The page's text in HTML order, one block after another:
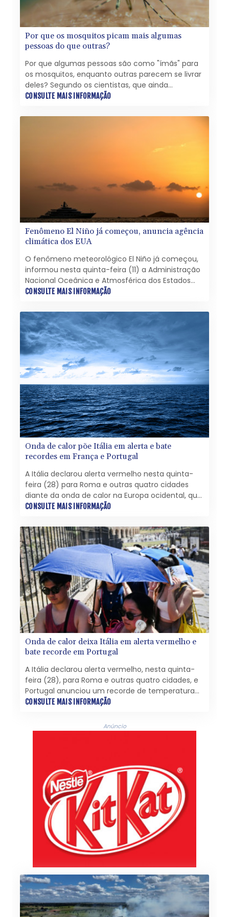
Por que os mosquitos picam mais algumas
pessoas do que outras?
Por que algumas pessoas são como "ímãs" para
os mosquitos, enquanto outras parecem se livrar
deles? Segundo os cientistas, que ainda
trabalham para decifrar seus mecanismos, por
uma mistura química complexa e variável.
CONSULTE MAIS INFORMAÇÃO
Fenômeno El Niño já começou, anuncia agência
climática dos EUA
O fenômeno meteorológico El Niño já começou,
informou nesta quinta-feira (11) a Administração
Nacional Oceânica e Atmosférica dos Estados
Unidos (NOAA, na sigla em inglês). Cientistas
possa atingir uma força histórica.
CONSULTE MAIS INFORMAÇÃO
Onda de calor põe Itália em alerta e bate
recordes em França e Portugal
A Itália declarou alerta vermelho nesta quinta-
feira (28) para Roma e outras quatro cidades
diante da onda de calor na Europa ocidental, que
bateu recordes de temperatura para um mês de
CONSULTE MAIS INFORMAÇÃO
Onda de calor deixa Itália em alerta vermelho e
bate recorde em Portugal
A Itália declarou alerta vermelho, nesta quinta-
feira (28), para Roma e outras quatro cidades, e
Portugal anunciou um recorde de temperatura
para um dia de maio, em meio à onda de calor
CONSULTE MAIS INFORMAÇÃO
Anúncio